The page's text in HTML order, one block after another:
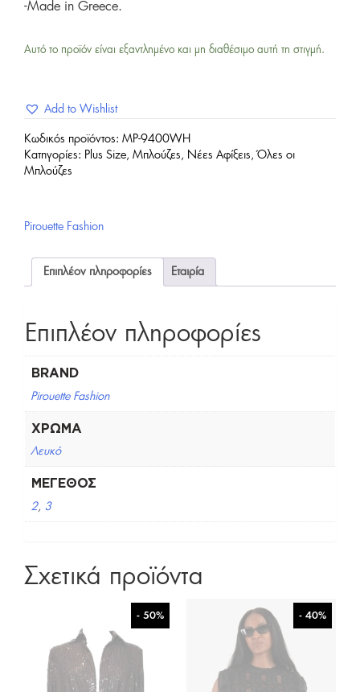
-Made in Greece.
Αυτό το προϊόν είναι εξαντλημένο και μη διαθέσιμο αυτή τη στιγμή.
Add to Wishlist
Κωδικός προϊόντος: MP-9400WH
Κατηγορίες: Plus Size, Μπλούζες , Νέες Αφίξεις ,Όλες οι
Μπλούζες
Pirouette Fashion
Επιπλέον πληροφορίες Εταιρία
Επιπλέον πληροφορίες
BRAND
Pirouette Fashion
ΧΡΏΜΑ
Λευκό
ΜΈΓΕΘΟΣ
2, 3
Σχετικά προϊόντα
- 50% - 40%